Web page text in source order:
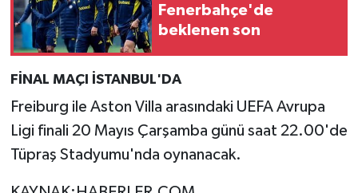
Fenerbahçe'de
beklenen son
FİNAL MAÇI İSTANBUL'DA
Freiburg ile Aston Villa arasındaki UEFA Avrupa
Ligi finali 20 Mayıs Çarşamba günü saat 22.00'de
Tüpraş Stadyumu'nda oynanacak.